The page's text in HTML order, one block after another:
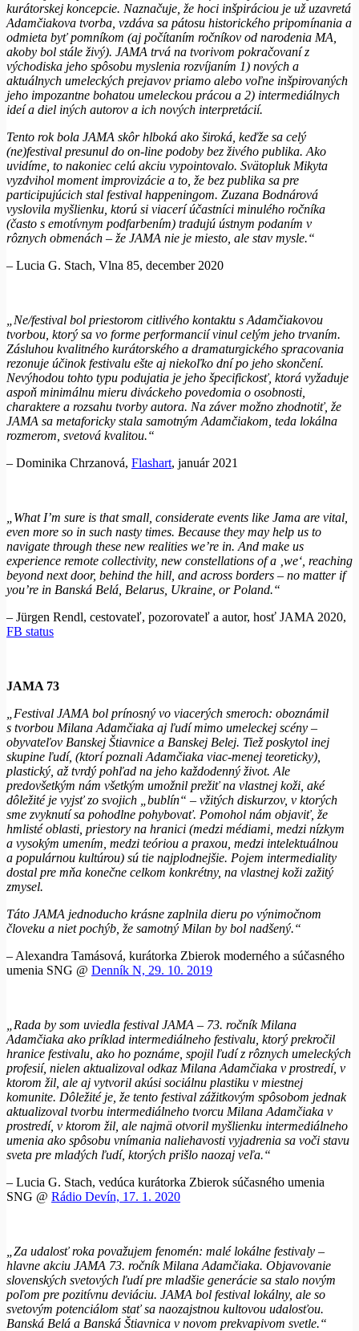
kurátorskej koncepcie. Naznačuje, že hoci inšpiráciou je už uzavretá
Adamčiakova tvorba, vzdáva sa pátosu historického pripomínania a
odmieta byť pomníkom (aj počítaním ročníkov od narodenia MA,
akoby bol stále živý). JAMA trvá na tvorivom pokračovaní z
východiska jeho spôsobu myslenia rozvíjaním 1) nových a
aktuálnych umeleckých prejavov priamo alebo voľne inšpirovaných
jeho impozantne bohatou umeleckou prácou a 2) intermediálnych
ideí a diel iných autorov a ich nových interpretácií.
Tento rok bola JAMA skôr hlboká ako široká, keďže sa celý
(ne)festival presunul do on-line podoby bez živého publika. Ako
uvidíme, to nakoniec celú akciu vypointovalo. Svätopluk Mikyta
vyzdvihol moment improvizácie a to, že bez publika sa pre
participujúcich stal festival happeningom. Zuzana Bodnárová
vyslovila myšlienku, ktorú si viacerí účastníci minulého ročníka
(často s emotívnym podfarbením) tradujú ústnym podaním v
rôznych obmenách – že JAMA nie je miesto, ale stav mysle.“
– Lucia G. Stach, Vlna 85, december 2020
„Ne/festival bol priestorom citlivého kontaktu s Adamčiakovou
tvorbou, ktorý sa vo forme performancií vinul celým jeho trvaním.
Zásluhou kvalitného kurátorského a dramaturgického spracovania
rezonuje účinok festivalu ešte aj niekoľko dní po jeho skončení.
Nevýhodou tohto typu podujatia je jeho špecifickosť, ktorá vyžaduje
aspoň minimálnu mieru diváckeho povedomia o osobnosti,
charaktere a rozsahu tvorby autora. Na záver možno zhodnotiť, že
JAMA sa metaforicky stala samotným Adamčiakom, teda lokálna
rozmerom, svetová kvalitou.“
– Dominika Chrzanová, Flashart, január 2021
„What I’m sure is that small, considerate events like Jama are vital,
even more so in such nasty times. Because they may help us to
navigate through these new realities we’re in. And make us
experience remote collectivity, new constellations of a ‚we‘, reaching
beyond next door, behind the hill, and across borders – no matter if
you’re in Banská Belá, Belarus, Ukraine, or Poland.“
– Jürgen Rendl, cestovateľ, pozorovateľ a autor, hosť JAMA 2020,
FB status
JAMA 73
„Festival JAMA bol prínosný vo viacerých smeroch: oboznámil
s tvorbou Milana Adamčiaka aj ľudí mimo umeleckej scény –
obyvateľov Banskej Štiavnice a Banskej Belej. Tiež poskytol inej
skupine ľudí, (ktorí poznali Adamčiaka viac-menej teoreticky),
plastický, až tvrdý pohľad na jeho každodenný život. Ale
predovšetkým nám všetkým umožnil prežiť na vlastnej koži, aké
dôležité je vyjsť zo svojich „bublín“ – vžitých diskurzov, v ktorých
sme zvyknutí sa pohodlne pohybovať. Pomohol nám objaviť, že
hmlisté oblasti, priestory na hranici (medzi médiami, medzi nízkym
a vysokým umením, medzi teóriou a praxou, medzi intelektuálnou
a populárnou kultúrou) sú tie najplodnejšie. Pojem intermediality
dostal pre mňa konečne celkom konkrétny, na vlastnej koži zažitý
zmysel.
Táto JAMA jednoducho krásne zaplnila dieru po výnimočnom
človeku a niet pochýb, že samotný Milan by bol nadšený.“
– Alexandra Tamásová, kurátorka Zbierok moderného a súčasného
umenia SNG @ Denník N, 29. 10. 2019
„Rada by som uviedla festival JAMA – 73. ročník Milana
Adamčiaka ako príklad intermediálneho festivalu, ktorý prekročil
hranice festivalu, ako ho poznáme, spojil ľudí z rôznych umeleckých
profesií, nielen aktualizoval odkaz Milana Adamčiaka v prostredí, v
ktorom žil, ale aj vytvoril akúsi sociálnu plastiku v miestnej
komunite. Dôležité je, že tento festival zážitkovým spôsobom jednak
aktualizoval tvorbu intermediálneho tvorcu Milana Adamčiaka v
prostredí, v ktorom žil, ale najmä otvoril myšlienku intermediálneho
umenia ako spôsobu vnímania naliehavosti vyjadrenia sa voči stavu
sveta pre mladých ľudí, ktorých prišlo naozaj veľa.“
– Lucia G. Stach, vedúca kurátorka Zbierok súčasného umenia
SNG @ Rádio Devín, 17. 1. 2020
„Za udalosť roka považujem fenomén: malé lokálne festivaly –
hlavne akciu JAMA 73. ročník Milana Adamčiaka. Objavovanie
slovenských svetových ľudí pre mladšie generácie sa stalo novým
poľom pre pozitívnu deviáciu. JAMA bol festival lokálny, ale so
svetovým potenciálom stať sa naozajstnou kultovou udalosťou.
Banská Belá a Banská Štiavnica v novom prekvapivom svetle.“